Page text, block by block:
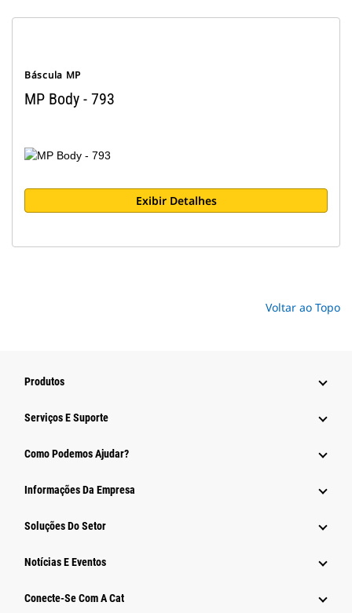
Báscula MP
MP Body - 793
Exibir Detalhes
Voltar ao Topo
Produtos
Serviços E Suporte
Como Podemos Ajudar?
Informações Da Empresa
Soluções Do Setor
Notícias E Eventos
Conecte-Se Com A Cat